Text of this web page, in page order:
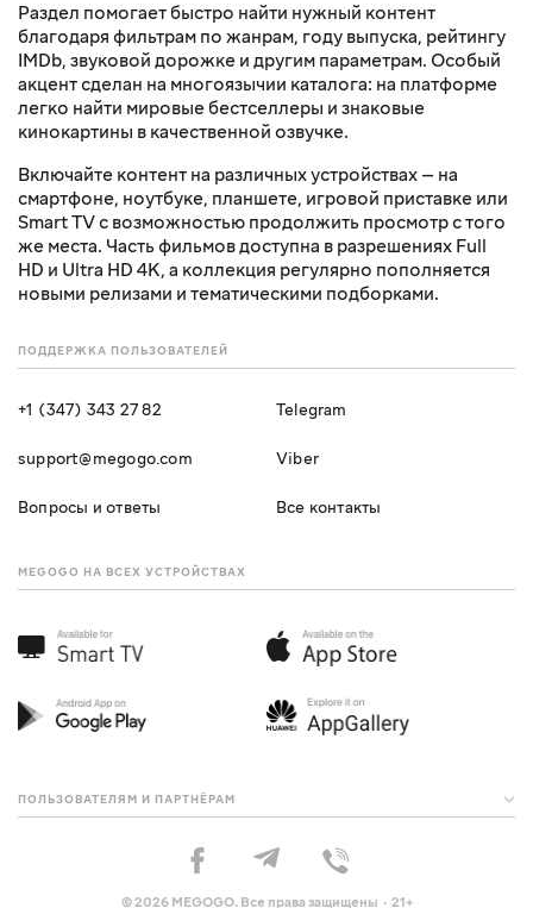
Раздел помогает быстро найти нужный контент
благодаря фильтрам по жанрам, году выпуска, рейтингу
IMDb, звуковой дорожке и другим параметрам. Особый
акцент сделан на многоязычии каталога: на платформе
легко найти мировые бестселлеры и знаковые
кинокартины в качественной озвучке.
Включайте контент на различных устройствах — на
смартфоне, ноутбуке, планшете, игровой приставке или
Smart TV с возможностью продолжить просмотр с того
же места. Часть фильмов доступна в разрешениях Full
HD и Ultra HD 4K, а коллекция регулярно пополняется
новыми релизами и тематическими подборками.
ПОДДЕРЖКА ПОЛЬЗОВАТЕЛЕЙ
+1 (347) 343 27 82
support@megogo.com
Вопросы и ответы
Telegram
Viber
Все контакты
MEGOGO НА ВСЕХ УСТРОЙСТВАХ
ПОЛЬЗОВАТЕЛЯМ И ПАРТНЁРАМ
© 2026 MEGOGO. Все права защищены · 21+